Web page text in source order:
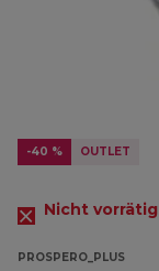
-40 % OUTLET
Nicht vorrätig
PROSPERO_PLUS